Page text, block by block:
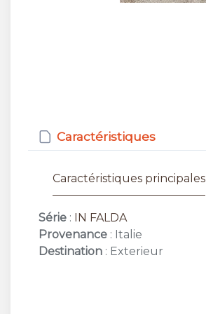
Caractéristiques
Caractéristiques principales
Série : IN FALDA
Provenance : Italie
Destination : Exterieur